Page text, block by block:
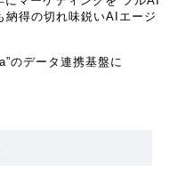
得の切れ味鋭いAIエージ
のデータ連携基盤に